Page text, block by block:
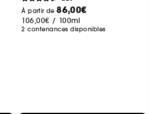
À partir de86,00€
106,00€ / 100ml
2 contenances disponibles